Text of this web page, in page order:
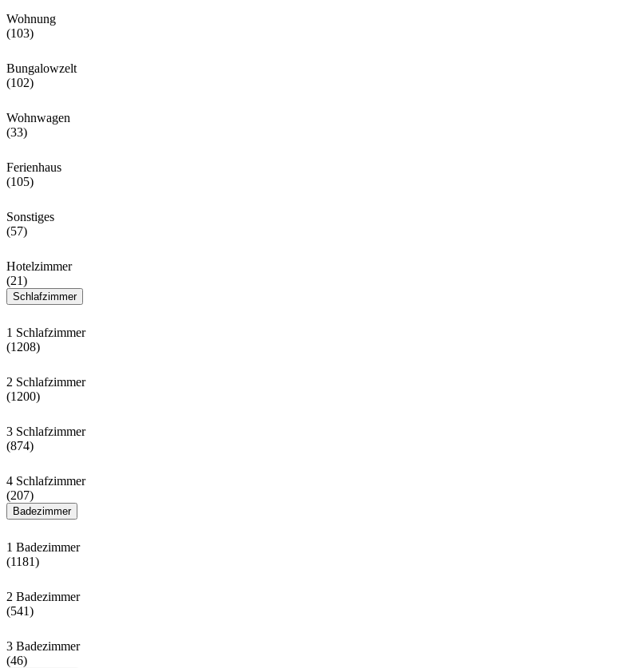
Wohnung
(103)
Bungalowzelt
(102)
Wohnwagen
(33)
Ferienhaus
(105)
Sonstiges
(57)
Hotelzimmer
(21)
Schlafzimmer
1 Schlafzimmer
(1208)
2 Schlafzimmer
(1200)
3 Schlafzimmer
(874)
4 Schlafzimmer
(207)
Badezimmer
1 Badezimmer
(1181)
2 Badezimmer
(541)
3 Badezimmer
(46)